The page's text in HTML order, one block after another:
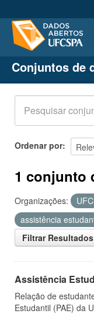
Conjuntos de
Organizações
Grupos
Sobre
Conjuntos de
Ordenar por
1 conjunto
Organizações:
assistência
Filtrar Resultados
Assistência
Relação de
Estudantil (PAE) da